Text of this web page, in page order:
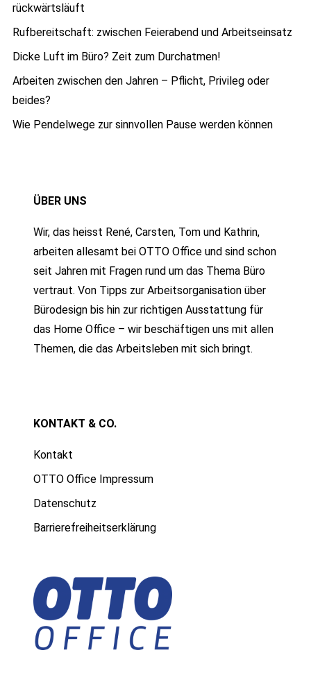
rückwärtsläuft
Rufbereitschaft: zwischen Feierabend und Arbeitseinsatz
Dicke Luft im Büro? Zeit zum Durchatmen!
Arbeiten zwischen den Jahren – Pflicht, Privileg oder
beides?
Wie Pendelwege zur sinnvollen Pause werden können
ÜBER UNS
Wir, das heisst René, Carsten, Tom und Kathrin,
arbeiten allesamt bei OTTO Office und sind schon
seit Jahren mit Fragen rund um das Thema Büro
vertraut. Von Tipps zur Arbeitsorganisation über
Bürodesign bis hin zur richtigen Ausstattung für
das Home Office – wir beschäftigen uns mit allen
Themen, die das Arbeitsleben mit sich bringt.
KONTAKT & CO.
Kontakt
OTTO Office Impressum
Datenschutz
Barrierefreiheitserklärung